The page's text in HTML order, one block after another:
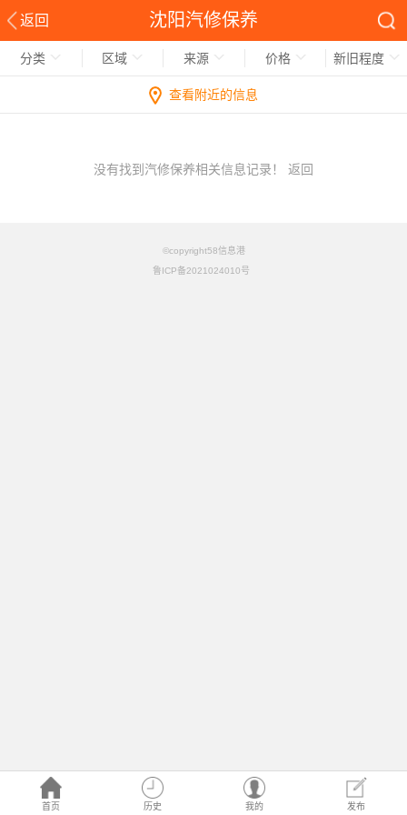
返回 沈阳汽修保养
首页 历史 我的 发布
分类 区域 来源 价格 新旧程度
查看附近的信息
没有找到汽修保养相关信息记录！ 返回
©copyright58信息港
鲁ICP备2021024010号